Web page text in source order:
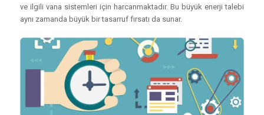
ve ilgili vana sistemleri için harcanmaktadır. Bu büyük enerji talebi
aynı zamanda büyük bir tasarruf fırsatı da sunar.